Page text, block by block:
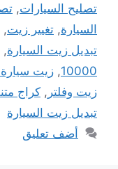
تصليح السيارات,
السيارة, تغيير زيت,
تبديل زيت السيارة,
10000
, زيت سيارة 5000
زيت وفلتر , كراج
تبديل زيت السيارة
أضف تعليق